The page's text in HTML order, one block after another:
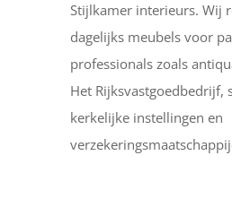
Stijlkamer interieurs. Wij
dagelijks meubels voor
professionals zoals
Het Rijksvastgoedbedrijf,
kerkelijke instellingen en